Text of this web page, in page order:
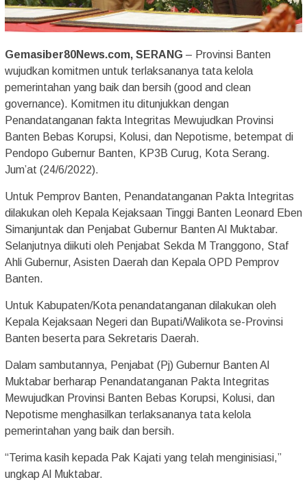
Gemasiber80News.com, SERANG – Provinsi Banten
wujudkan komitmen untuk terlaksananya tata kelola
pemerintahan yang baik dan bersih (good and clean
governance). Komitmen itu ditunjukkan dengan
Penandatanganan fakta Integritas Mewujudkan Provinsi
Banten Bebas Korupsi, Kolusi, dan Nepotisme, betempat di
Pendopo Gubernur Banten, KP3B Curug, Kota Serang.
Jum’at (24/6/2022).
Untuk Pemprov Banten, Penandatanganan Pakta Integritas
dilakukan oleh Kepala Kejaksaan Tinggi Banten Leonard Eben
Simanjuntak dan Penjabat Gubernur Banten Al Muktabar.
Selanjutnya diikuti oleh Penjabat Sekda M Tranggono, Staf
Ahli Gubernur, Asisten Daerah dan Kepala OPD Pemprov
Banten.
Untuk Kabupaten/Kota penandatanganan dilakukan oleh
Kepala Kejaksaan Negeri dan Bupati/Walikota se-Provinsi
Banten beserta para Sekretaris Daerah.
Dalam sambutannya, Penjabat (Pj) Gubernur Banten Al
Muktabar berharap Penandatanganan Pakta Integritas
Mewujudkan Provinsi Banten Bebas Korupsi, Kolusi, dan
Nepotisme menghasilkan terlaksananya tata kelola
pemerintahan yang baik dan bersih.
“Terima kasih kepada Pak Kajati yang telah menginisiasi,”
ungkap Al Muktabar.